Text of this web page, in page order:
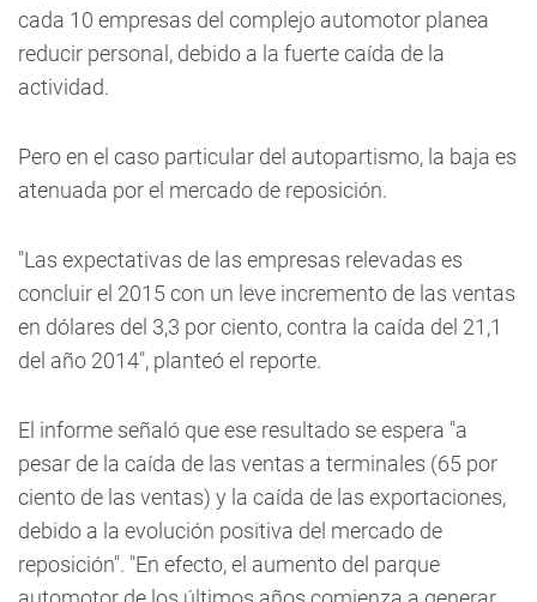
cada 10 empresas del complejo automotor planea
reducir personal, debido a la fuerte caída de la
actividad.
Pero en el caso particular del autopartismo, la baja es
atenuada por el mercado de reposición.
"Las expectativas de las empresas relevadas es
concluir el 2015 con un leve incremento de las ventas
en dólares del 3,3 por ciento, contra la caída del 21,1
del año 2014", planteó el reporte.
El informe señaló que ese resultado se espera "a
pesar de la caída de las ventas a terminales (65 por
ciento de las ventas) y la caída de las exportaciones,
debido a la evolución positiva del mercado de
reposición". "En efecto, el aumento del parque